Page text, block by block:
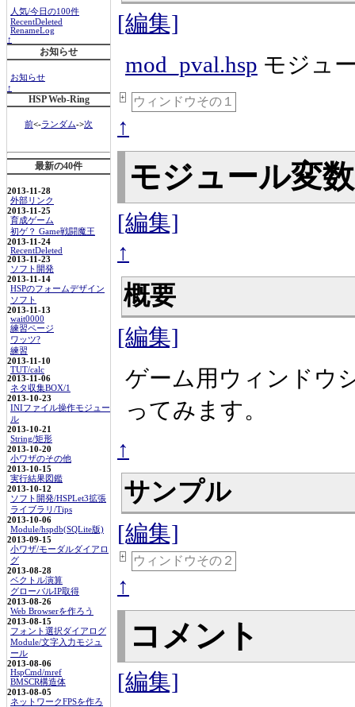
人気/今日の100件
RecentDeleted
RenameLog
↑
お知らせ
お知らせ
↑
HSP Web-Ring
前<-ランダム->次
最新の40件
2013-11-28
外部リンク
2013-11-25
育成ゲーム
初ゲ？ Game戦闘魔王
2013-11-24
RecentDeleted
2013-11-23
ソフト開発
2013-11-14
HSPのフォームデザイン
ソフト
2013-11-13
wait0000
練習ページ
ワッツ?
練習
2013-11-10
TUT/calc
2013-11-06
ネタ収集BOX/1
2013-10-23
INIファイル操作モジュー
ル
2013-10-21
String/矩形
2013-10-20
小ワザのその他
2013-10-15
実行結果図鑑
2013-10-12
ソフト開発/HSPLet3拡張
ライブラリ/Tips
2013-10-06
Module/hspdb(SQLite版)
2013-09-15
小ワザ/モーダルダイアロ
グ
2013-08-28
ベクトル演算
グローバルIP取得
2013-08-26
Web Browserを作ろう
2013-08-15
フォント選択ダイアログ
Module/文字入力モジュ
ール
2013-08-06
HspCmd/mref
BMSCR構造体
2013-08-05
ネットワークFPSを作ろ
[編集]
mod_pval.hsp モジュ
+ ウィンドウその１
↑
モジュール変
[編集]
↑
概要
[編集]
ゲーム用ウィンドウ
ってみます。
↑
サンプル
[編集]
+ ウィンドウその２
↑
コメント
[編集]